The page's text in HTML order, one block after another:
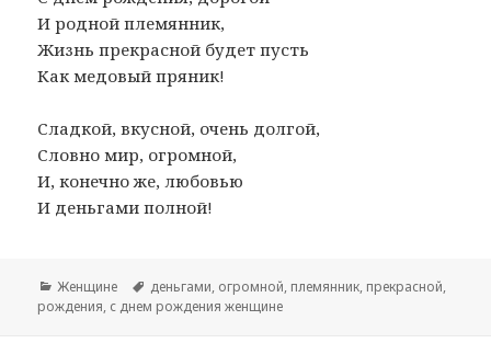
И родной племянник,
Жизнь прекрасной будет пусть
Как медовый пряник!
Сладкой, вкусной, очень долгой,
Словно мир, огромной,
И, конечно же, любовью
И деньгами полной!
Рубрики
Женщине Метки
деньгами, огромной, племянник, прекрасной,
рождения, с днем рождения женщине